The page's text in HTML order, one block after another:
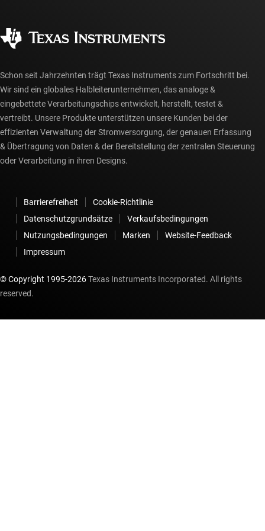
myTI-Konto FAQs
Schon seit Jahrzehnten trägt Texas Instruments zum Fortschritt bei.
Wir sind ein globales Halbleiterunternehmen, das analoge &
eingebettete Verarbeitungschips entwickelt, herstellt, testet &
vertreibt. Unsere Produkte unterstützen unsere Kunden bei der
effizienten Verwaltung der Stromversorgung, der genauen Erfassung
& Übertragung von Daten & der Bereitstellung der zentralen Steuerung
oder Verarbeitung in ihren Designs.
Barrierefreiheit
Cookie-Richtlinie
Datenschutzgrundsätze
Verkaufsbedingungen
Nutzungsbedingungen
Marken
Website-Feedback
Impressum
© Copyright 1995-2026Texas Instruments Incorporated. All rights
reserved.